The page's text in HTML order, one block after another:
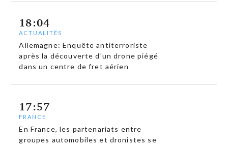
18:04
ACTUALITÉS
Allemagne: Enquête antiterroriste
après la découverte d’un drone piégé
dans un centre de fret aérien
17:57
FRANCE
En France, les partenariats entre
groupes automobiles et dronistes se